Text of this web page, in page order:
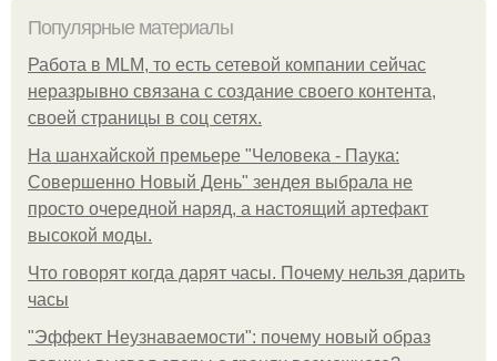
Популярные материалы
Работа в MLM, то есть сетевой компании сейчас
неразрывно связана с создание своего контента,
своей страницы в соц сетях.
На шанхайской премьере "Человека - Паука:
Совершенно Новый День" зендея выбрала не
просто очередной наряд, а настоящий артефакт
высокой моды.
Что говорят когда дарят часы. Почему нельзя дарить
часы
"Эффект Неузнаваемости": почему новый образ